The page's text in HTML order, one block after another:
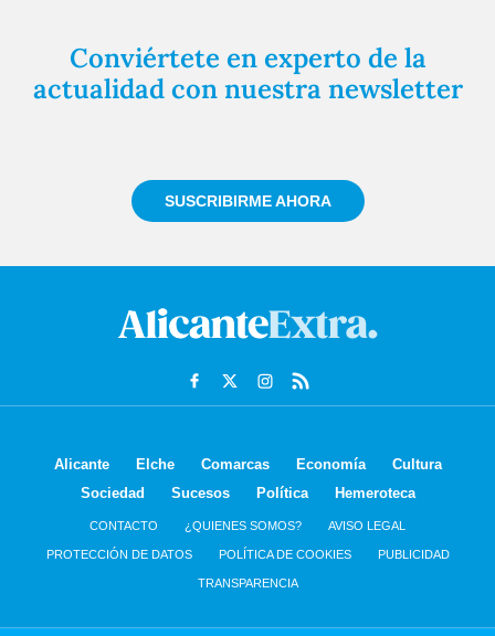
Conviértete en experto de la
actualidad con nuestra newsletter
SUSCRIBIRME AHORA
Alicante Elche Comarcas Economía
Cultura
Sociedad
Sucesos Política Hemeroteca
CONTACTO ¿QUIENES SOMOS? AVISO LEGAL
PROTECCIÓN DE DATOS POLÍTICA DE COOKIES PUBLICIDAD
TRANSPARENCIA